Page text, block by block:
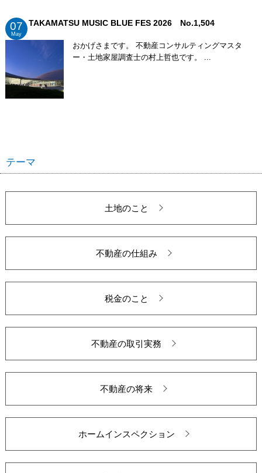
07
May
TAKAMATSU MUSIC BLUE FES 2026 No.1,504
おかげさまです。 不動産コンサルティングマスタ
ー・土地家屋調査士の村上哲也です。 ...
テーマ
土地のこと
不動産の仕組み
税金のこと
不動産の取引実務
不動産の将来
ホームインスペクション